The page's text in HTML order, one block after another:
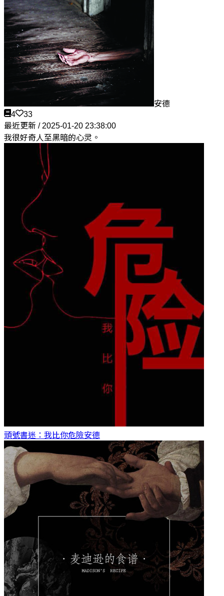
安德
4
33
最近更新 / 2025-01-20 23:38:00
我很好奇人至黑暗的心灵。
頭號書迷：我比你危險安德